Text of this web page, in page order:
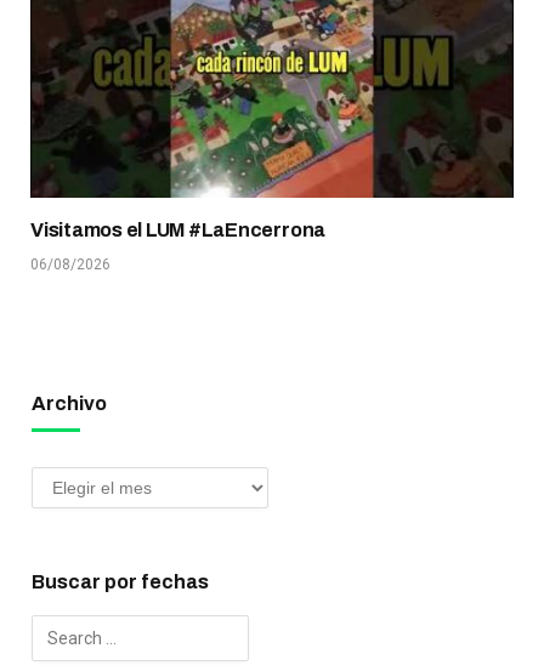
Visitamos el LUM #LaEncerrona
06/08/2026
Archivo
Buscar por fechas